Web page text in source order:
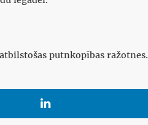
putnkopības ražotnes.
